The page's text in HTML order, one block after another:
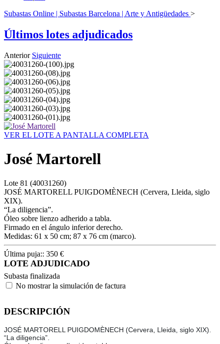
Subastas Online | Subastas Barcelona | Arte y Antigüedades >
Últimos lotes adjudicados
Anterior Siguiente
VER EL LOTE A PANTALLA COMPLETA
José Martorell
Lote 81 (40031260)
JOSÉ MARTORELL PUIGDOMÈNECH (Cervera, Lleida, siglo
XIX).
“La diligencia”.
Óleo sobre lienzo adherido a tabla.
Firmado en el ángulo inferior derecho.
Medidas: 61 x 50 cm; 87 x 76 cm (marco).
Última puja:: 350 €
LOTE ADJUDICADO
Subasta finalizada
No mostrar la simulación de factura
DESCRIPCIÓN
JOSÉ MARTORELL PUIGDOMÈNECH (Cervera, Lleida, siglo XIX).
“La diligencia”.